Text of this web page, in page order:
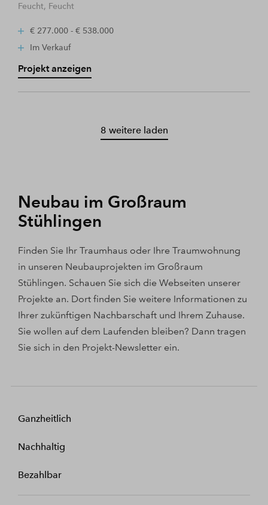
Feucht, Feucht
€ 277.000 - € 538.000
Im Verkauf
Projekt anzeigen
8 weitere laden
Neubau im Großraum
Stühlingen
Finden Sie Ihr Traumhaus oder Ihre Traumwohnung
in unseren Neubauprojekten im Großraum
Stühlingen. Schauen Sie sich die Webseiten unserer
Projekte an. Dort finden Sie weitere Informationen zu
Ihrer zukünftigen Nachbarschaft und Ihrem Zuhause.
Sie wollen auf dem Laufenden bleiben? Dann tragen
Sie sich in den Projekt-Newsletter ein.
Ganzheitlich
Nachhaltig
Bezahlbar